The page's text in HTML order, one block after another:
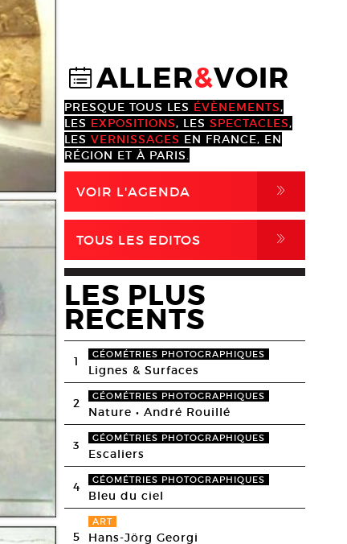
@ALLER&VOIR
PRESQUE TOUS LES ÉVÈNEMENTS,
LES EXPOSITIONS, LES SPECTACLES,
LES VERNISSAGES EN FRANCE, EN
RÉGION ET À PARIS.
VOIR L'AGENDA ,
TOUS LES EDITOS ,
LES PLUS
RECENTS
1 GÉOMÉTRIES PHOTOGRAPHIQUES
Lignes & Surfaces
2 GÉOMÉTRIES PHOTOGRAPHIQUES
Nature • André Rouillé
3 GÉOMÉTRIES PHOTOGRAPHIQUES
Escaliers
4 GÉOMÉTRIES PHOTOGRAPHIQUES
Bleu du ciel
5
ART
Hans-Jörg Georgi